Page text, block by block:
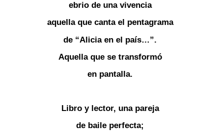
ebrio de una vivencia
aquella que canta el pentagrama
de “Alicia en el país…”.
Aquella que se transformó
en pantalla.
Libro y lector, una pareja
de baile perfecta;